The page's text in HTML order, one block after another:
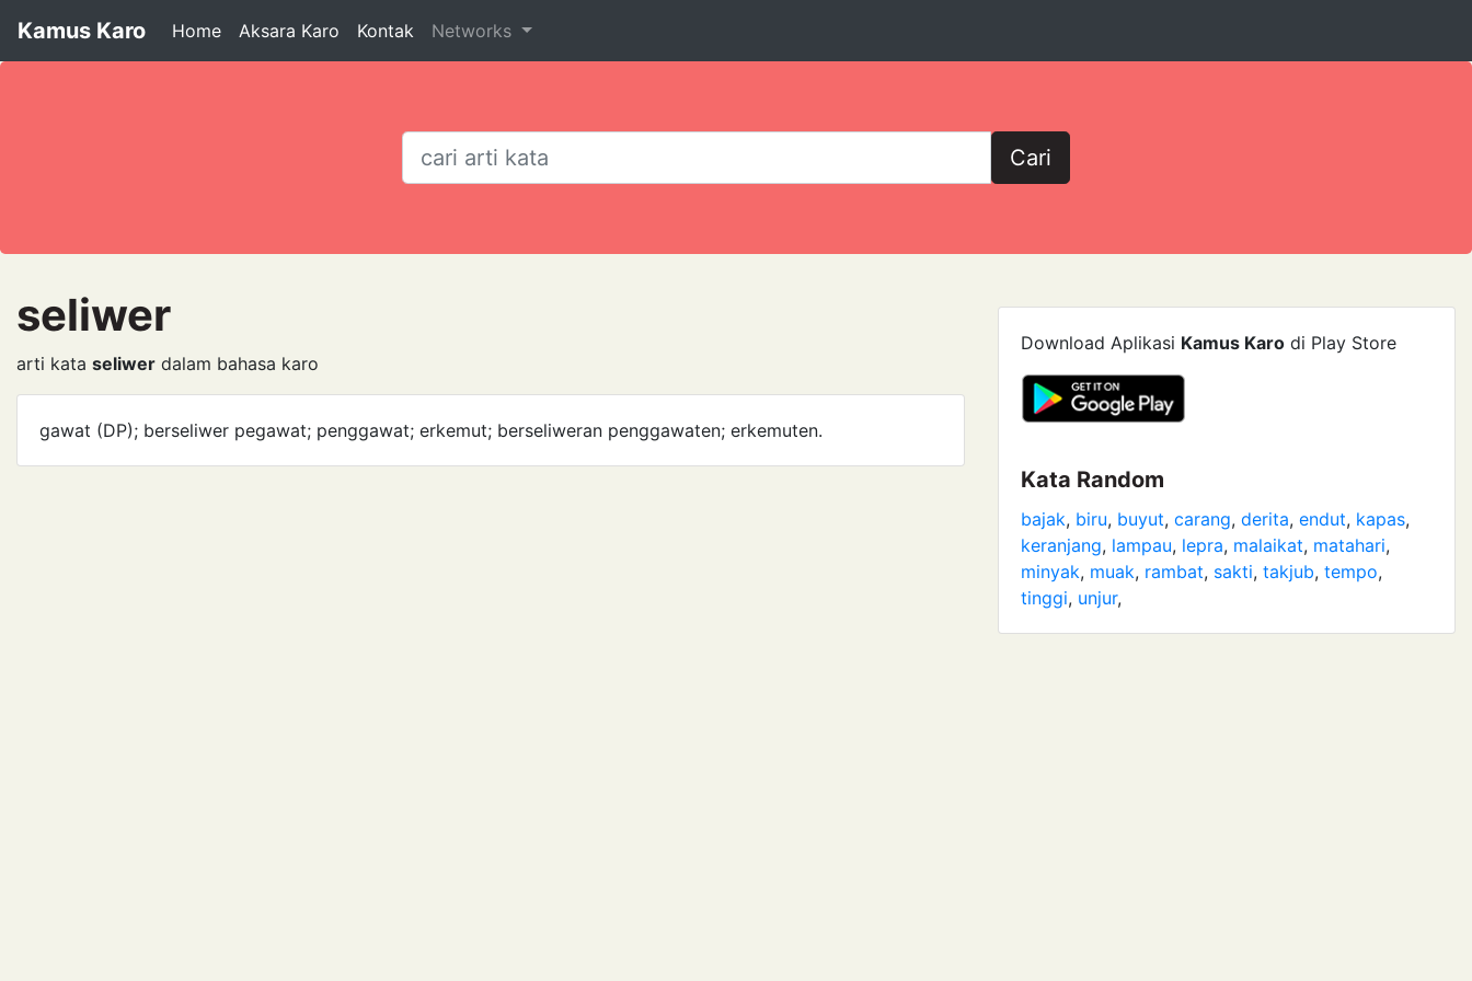
Kamus Karo Home Aksara Karo Kontak Networks
Cari
seliwer
arti kata seliwer dalam bahasa karo
gawat (DP); berseliwer pegawat; penggawat; erkemut; berseliweran penggawaten; erke­muten.
Download Aplikasi Kamus Karo di Play Store
Kata Random
bajak, biru, buyut, carang, derita, endut, kapas,
keranjang, lampau, lepra, malaikat, matahari,
minyak, muak, rambat, sakti, takjub, tempo,
tinggi, unjur,